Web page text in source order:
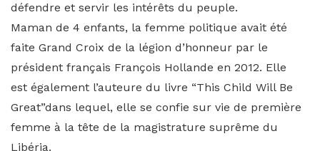
défendre et servir les intérêts du peuple.
Maman de 4 enfants, la femme politique avait été
faite Grand Croix de la légion d’honneur par le
président français François Hollande en 2012. Elle
est également l’auteure du livre “This Child Will Be
Great”dans lequel, elle se confie sur vie de première
femme à la tête de la magistrature suprême du
Libéria.